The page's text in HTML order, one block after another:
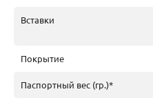
Вставки
Покрытие
Паспортный вес (гр.)*